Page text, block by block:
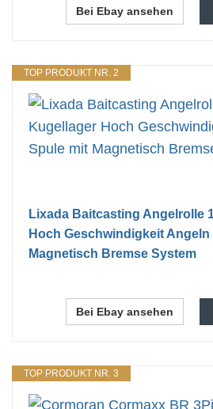
Bei Ebay ansehen
TOP PRODUKT NR. 2
Lixada Baitcasting Angelrolle
Hoch Geschwindigkeit Angeln
Magnetisch Bremse System
Bei Ebay ansehen
TOP PRODUKT NR. 3